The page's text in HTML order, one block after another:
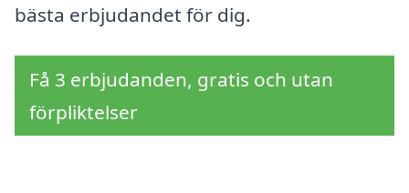
bästa erbjudandet för dig.
Få 3 erbjudanden, gratis och utan
förpliktelser